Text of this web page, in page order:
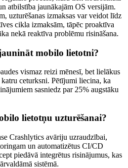
atbilstība jaunākajām OS versijām.
uzturēšanas izmaksas var veidot līdz
cikla izmaksām, tāpēc proaktīva
nekā reaktīva problēmu risināšana.
mobilo lietotni?
vismaz reizi mēnesī, bet lielākus
ceturksni. Pētījumi liecina, ka
sasniedz par 25% augstāku
lietotņu uzturēšanai?
Crashlytics avāriju uzraudzībai,
un automatizētus CI/CD
piedāvā integrētus risinājumus, kas
sistēmā.